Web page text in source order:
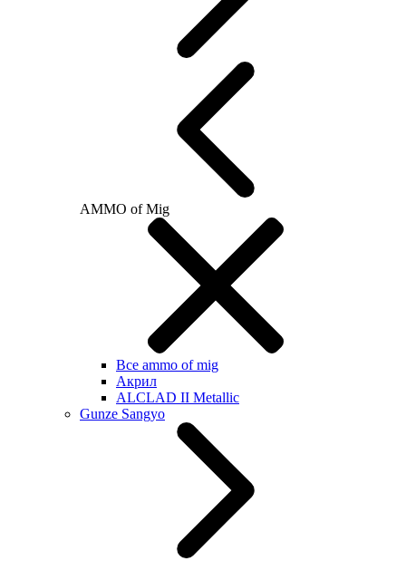
AMMO of Mig
Все ammo of mig
Акрил
ALCLAD II Metallic
Gunze Sangyo